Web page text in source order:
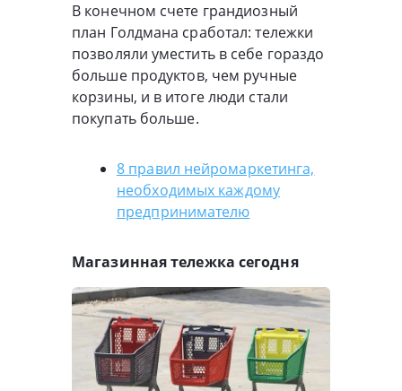
В конечном счете грандиозный
план Голдмана сработал: тележки
позволяли уместить в себе гораздо
больше продуктов, чем ручные
корзины, и в итоге люди стали
покупать больше.
8 правил нейромаркетинга,
необходимых каждому
предпринимателю
Магазинная тележка сегодня